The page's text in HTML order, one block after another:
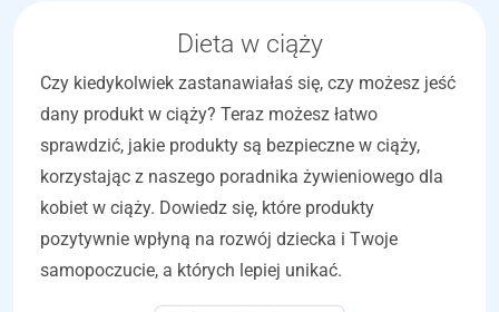
Dieta w ciąży
Czy kiedykolwiek zastanawiałaś się, czy możesz jeść
dany produkt w ciąży? Teraz możesz łatwo
sprawdzić, jakie produkty są bezpieczne w ciąży,
korzystając z naszego poradnika żywieniowego dla
kobiet w ciąży. Dowiedz się, które produkty
pozytywnie wpłyną na rozwój dziecka i Twoje
samopoczucie, a których lepiej unikać.